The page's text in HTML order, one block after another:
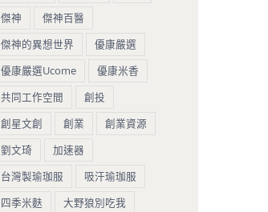
傑神
傑神百醫
傑神的異想世界
優康嚴選
優康嚴選Ucome
優康米香
共同工作空間
創投
創星文創
創業
創業資源
劉文琦
加速器
台灣製瑜珈服
吸汗瑜珈服
四季米麩
大野狼別吃我